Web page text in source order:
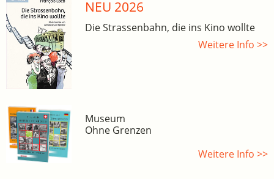
NEU 2026
Die Strassenbahn, die ins Kino wollte
Weitere Info >>
Museum
Ohne Grenzen
Weitere Info >>